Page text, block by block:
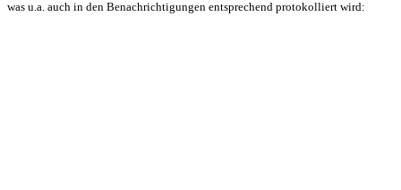
was u.a. auch in den Benachrichtigungen entsprechend protokolliert wird: